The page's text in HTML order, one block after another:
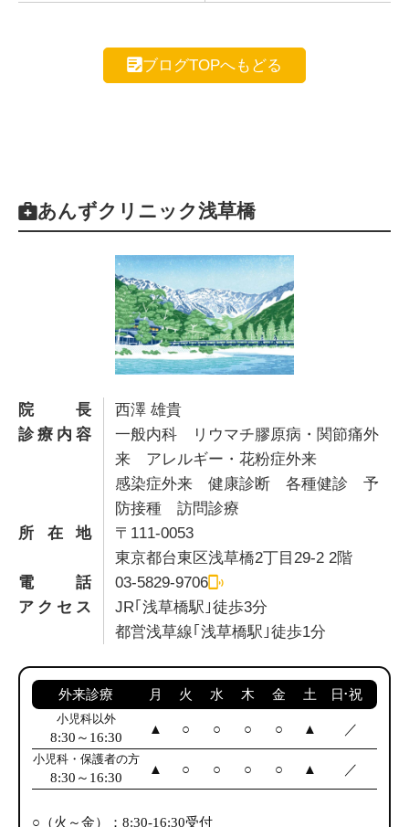
ブログTOPへもどる
あんずクリニック浅草橋
院長
西澤 雄貴
診療内容
一般内科 リウマチ膠原病・関節痛外
来 アレルギー・花粉症外来
感染症外来 健康診断 各種健診 予
防接種 訪問診療
所在地
〒111-0053
東京都台東区浅草橋2丁目29-2 2階
電話
03-5829-9706
アクセス
JR｢浅草橋駅｣徒歩3分
都営浅草線｢浅草橋駅｣徒歩1分